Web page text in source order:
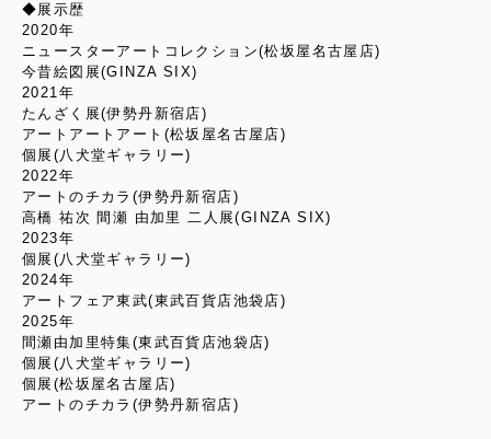
◆展示歴
2020年
ニュースターアートコレクション(松坂屋名古屋店)
今昔絵図展(GINZA SIX)
2021年
たんざく展(伊勢丹新宿店)
アートアートアート(松坂屋名古屋店)
個展(八犬堂ギャラリー)
2022年
アートのチカラ(伊勢丹新宿店)
高橋 祐次 間瀬 由加里 二人展(GINZA SIX)
2023年
個展(八犬堂ギャラリー)
2024年
アートフェア東武(東武百貨店池袋店)
2025年
間瀬由加里特集(東武百貨店池袋店)
個展(八犬堂ギャラリー)
個展(松坂屋名古屋店)
アートのチカラ(伊勢丹新宿店)